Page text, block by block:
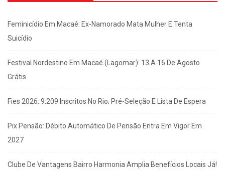
Feminicídio Em Macaé: Ex-Namorado Mata Mulher E Tenta
Suicídio
Festival Nordestino Em Macaé (Lagomar): 13 A 16 De Agosto
Grátis
Fies 2026: 9.209 Inscritos No Rio; Pré-Seleção E Lista De Espera
Pix Pensão: Débito Automático De Pensão Entra Em Vigor Em
2027
Clube De Vantagens Bairro Harmonia Amplia Benefícios Locais Já!